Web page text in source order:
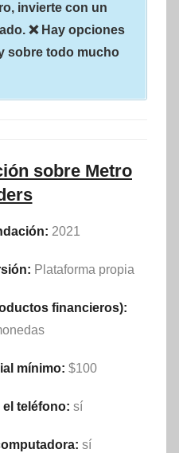
invierte con un
❌ Hay opciones
sobre todo mucho
sobre Metro
2021
Plataforma propia
financieros):
mínimo: $100
el teléfono: sí
sí